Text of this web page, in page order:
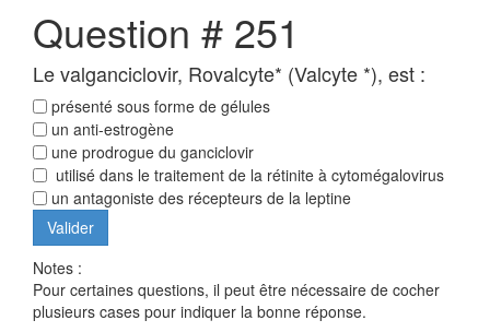
Question # 251
Le valganciclovir, Rovalcyte* (Valcyte *), est :
présenté sous forme de gélules
un anti-estrogène
une prodrogue du ganciclovir
utilisé dans le traitement de la rétinite à cytomégalovirus
un antagoniste des récepteurs de la leptine
Notes :
Pour certaines questions, il peut être nécessaire de cocher
plusieurs cases pour indiquer la bonne réponse.